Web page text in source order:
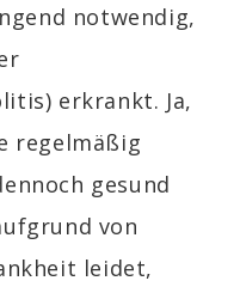
notwendig,
erkrankt. Ja,
regelmäßig
gesund
von
leidet,